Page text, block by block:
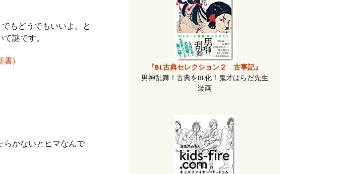
もどうでもいいよ。と
謎です。
書)
らかないとヒマなんで
『BL古典セレクション２ 古事記』
男神乱舞！古典をBL化！鬼才はらだ先生
装画